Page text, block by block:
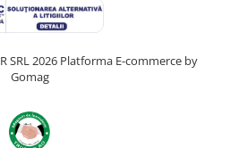
SRL 2026 Platforma E-commerce by
Gomag